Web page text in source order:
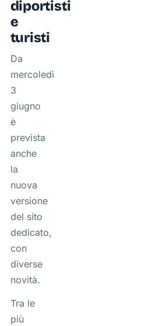
diportisti
e
turisti
Da
mercoledì
3
giugno
è
prevista
anche
la
nuova
versione
del sito
dedicato,
con
diverse
novità.
Tra le
più